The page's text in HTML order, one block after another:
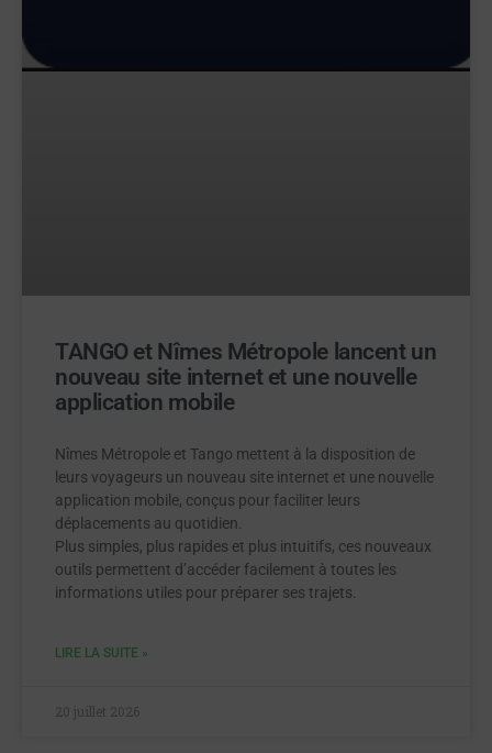
TANGO et Nîmes Métropole lancent un
nouveau site internet et une nouvelle
application mobile
Nîmes Métropole et Tango mettent à la disposition de
leurs voyageurs un nouveau site internet et une nouvelle
application mobile, conçus pour faciliter leurs
déplacements au quotidien.
Plus simples, plus rapides et plus intuitifs, ces nouveaux
outils permettent d’accéder facilement à toutes les
informations utiles pour préparer ses trajets.
LIRE LA SUITE »
20 juillet 2026